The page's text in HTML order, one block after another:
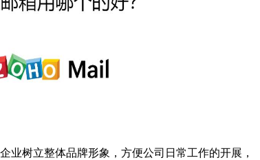
业树立整体品牌形象，方便公司日常工作的开展，